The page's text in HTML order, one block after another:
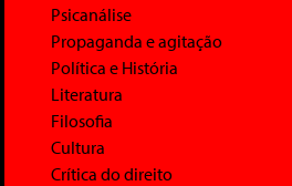
Psicanálise
Propaganda e agitação
Política e História
Literatura
Filosofia
Cultura
Crítica do direito